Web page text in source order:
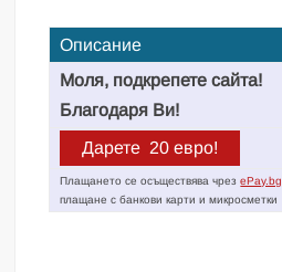
Описание
Моля, подкрепете сайта!
Благодаря Ви!
Плащането се осъществява чрезePay.bg
плащане с банкови карти и микросметки